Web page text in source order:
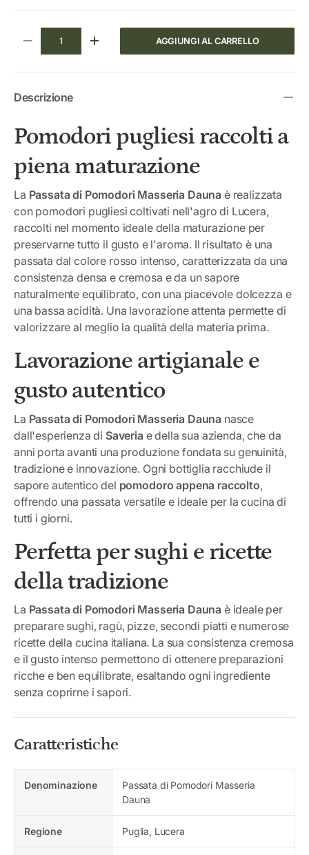
DIMINUIRE LA QUANTITÀAUMENTA LA QUANTITÀAGGIUNGI AL CARRELLO
Descrizione
Pomodori pugliesi raccolti a
piena maturazione
La Passata di Pomodori Masseria Dauna è realizzata
con pomodori pugliesi coltivati nell'agro di Lucera,
raccolti nel momento ideale della maturazione per
preservarne tutto il gusto e l'aroma. Il risultato è una
passata dal colore rosso intenso, caratterizzata da una
consistenza densa e cremosa e da un sapore
naturalmente equilibrato, con una piacevole dolcezza e
una bassa acidità. Una lavorazione attenta permette di
valorizzare al meglio la qualità della materia prima.
Lavorazione artigianale e
gusto autentico
La Passata di Pomodori Masseria Dauna nasce
dall'esperienza di Saveria e della sua azienda, che da
anni porta avanti una produzione fondata su genuinità,
tradizione e innovazione. Ogni bottiglia racchiude il
sapore autentico del pomodoro appena raccolto,
offrendo una passata versatile e ideale per la cucina di
tutti i giorni.
Perfetta per sughi e ricette
della tradizione
La Passata di Pomodori Masseria Dauna è ideale per
preparare sughi, ragù, pizze, secondi piatti e numerose
ricette della cucina italiana. La sua consistenza cremosa
e il gusto intenso permettono di ottenere preparazioni
ricche e ben equilibrate, esaltando ogni ingrediente
senza coprirne i sapori.
Caratteristiche
Denominazione
Passata di Pomodori Masseria
Dauna
Regione Puglia, Lucera